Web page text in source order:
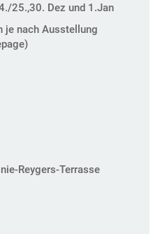
25.,30. Dez und 1.Jan
je nach Ausstellung
Reygers-Terrasse